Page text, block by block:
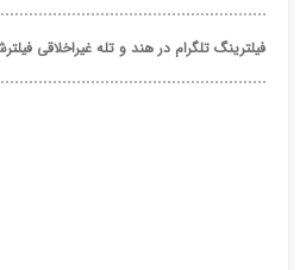
فیلترینگ تلگرام در هند و تله غیراخلاقی